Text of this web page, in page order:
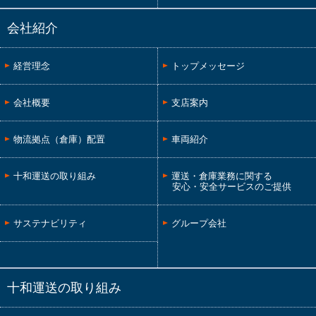
会社紹介
経営理念 トップメッセージ
会社概要 支店案内
物流拠点（倉庫）配置 車両紹介
十和運送の取り組み
運送・倉庫業務に関する
安心・安全サービスのご提供
サステナビリティ グループ会社
十和運送の取り組み